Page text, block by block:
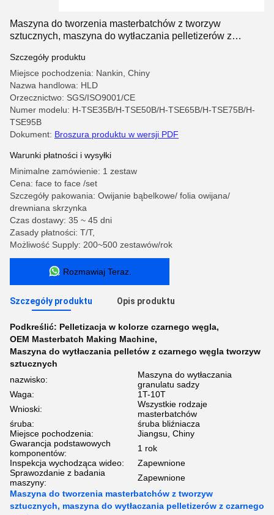
Maszyna do tworzenia masterbatchów z tworzyw
sztucznych, maszyna do wytłaczania pelletizerów z
Szczegóły produktu
Miejsce pochodzenia: Nankin, Chiny
Nazwa handlowa: HLD
Orzecznictwo: SGS/ISO9001/CE
Numer modelu: H-TSE35B/H-TSE50B/H-TSE65B/H-TSE75B/H-
TSE95B
Dokument: Broszura produktu w wersji PDF
Warunki płatności i wysyłki
Minimalne zamówienie: 1 zestaw
Cena: face to face /set
Szczegóły pakowania: Owijanie bąbelkowe/ folia owijana/
drewniana skrzynka
Czas dostawy: 35 ~ 45 dni
Zasady płatności: T/T,
Możliwość Supply: 200~500 zestawów/rok
Rozmawiaj Teraz.
Szczegóły produktu Opis produktu
Podkreślić: Pelletizacja w kolorze czarnego węgla,
OEM Masterbatch Making Machine,
Maszyna do wytłaczania pelletów z czarnego węgla tworzyw
sztucznych
nazwisko:
Maszyna do wytłaczania
granulatu sadzy
Waga:
1T-10T
Wnioski:
Wszystkie rodzaje
masterbatchów
śruba:
śruba bliźniacza
Miejsce pochodzenia:
Jiangsu, Chiny
Gwarancja podstawowych
komponentów:
1 rok
Inspekcja wychodząca wideo:
Zapewnione
Sprawozdanie z badania
maszyny:
Zapewnione
Maszyna do tworzenia masterbatchów z tworzyw
sztucznych, maszyna do wytłaczania pelletizerów z czarnego